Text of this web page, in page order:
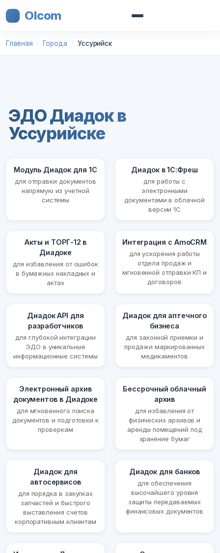
Olcom
Главная Города Уссурийск
ЭДО Диадок в
Уссурийске
Модуль Диадок для 1С
для отправки документов
напрямую из учетной
системы
Диадок в 1С:Фреш
для работы с
электронными
документами в облачной
версии 1С
Акты и ТОРГ-12 в
Диадоке
для избавления от ошибок
в бумажных накладных и
актах
Интеграция с AmoCRM
для ускорения работы
отдела продаж и
мгновенной отправки КП и
договоров
Диадок API для
разработчиков
для глубокой интеграции
ЭДО в уникальные
информационные системы
Диадок для аптечного
бизнеса
для законной приемки и
продажи маркированных
медикаментов
Электронный архив
документов в Диадоке
для мгновенного поиска
документов и подготовки к
проверкам
Бессрочный облачный
архив
для избавления от
физических архивов и
аренды помещений под
хранение бумаг
Диадок для
автосервисов
для порядка в закупках
запчастей и быстрого
выставления счетов
корпоративным клиентам
Диадок для банков
для обеспечения
высочайшего уровня
защиты передаваемых
финансовых документов